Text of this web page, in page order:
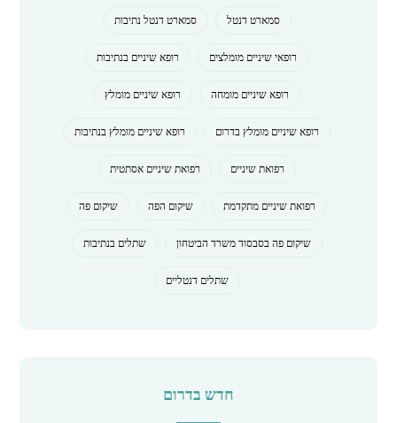
סמארט דנטל
סמארט דנטל נתיבות
רופאי שיניים מומלצים
רופא שיניים בנתיבות
רופא שיניים מומחה
רופא שיניים מומלץ
רופא שיניים מומלץ בדרום
רופא שיניים מומלץ בנתיבות
רפואת שיניים
רפואת שיניים אסתטית
רפואת שיניים מתקדמת
שיקום הפה
שיקום פה
שיקום פה בסבסוד משרד הביטחון
שתלים בנתיבות
שתלים דנטליים
חדש בדרום